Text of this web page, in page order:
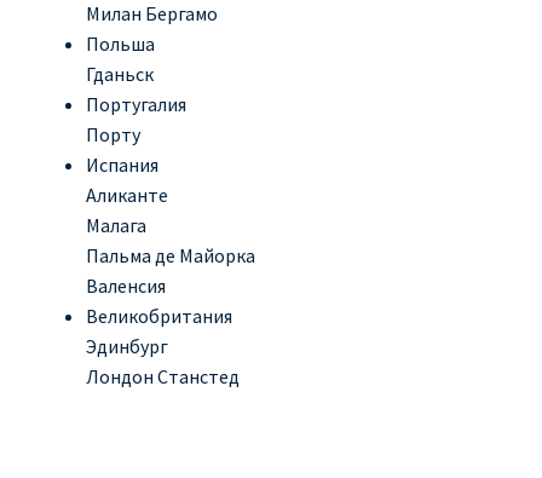
Милан Бергамо
Польша
Гданьск
Португалия
Порту
Испания
Аликанте
Малага
Пальма де Майорка
Валенсия
Великобритания
Эдинбург
Лондон Станстед